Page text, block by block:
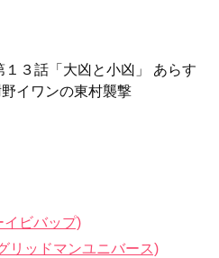
１３話「大凶と小凶」 あらす
イワンの東村襲撃
ビバップ)
リッドマンユニバース)